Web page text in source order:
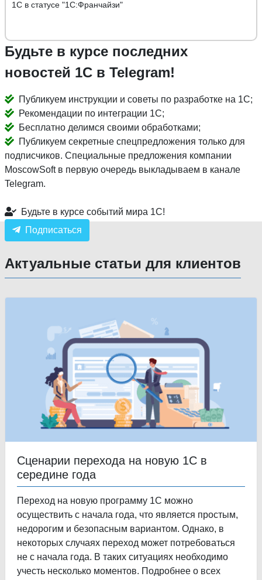
1С в статусе "1С:Франчайзи"
Будьте в курсе последних
новостей 1С в Telegram!
Публикуем инструкции и советы по разработке на 1С;
Рекомендации по интеграции 1С;
Бесплатно делимся своими обработками;
Публикуем секретные спецпредложения только для
подписчиков. Специальные предложения компании
MoscowSoft в первую очередь выкладываем в канале
Telegram.
Будьте в курсе событий мира 1С!
Подписаться
Актуальные статьи для клиентов
Сценарии перехода на новую 1С в
середине года
Переход на новую программу 1С можно
осуществить с начала года, что является простым,
недорогим и безопасным вариантом. Однако, в
некоторых случаях переход может потребоваться
не с начала года. В таких ситуациях необходимо
учесть несколько моментов. Подробнее о всех